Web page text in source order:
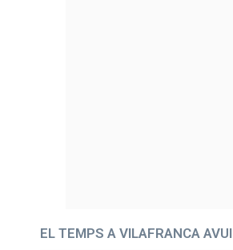
EL TEMPS A VILAFRANCA AVUI